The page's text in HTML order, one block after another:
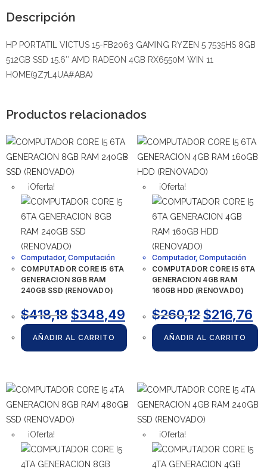
Descripción
HP PORTATIL VICTUS 15-FB2063 GAMING RYZEN 5 7535HS 8GB
512GB SSD 15.6″ AMD RADEON 4GB RX6550M WIN 11
HOME(9Z7L4UA#ABA)
Productos relacionados
¡Oferta!
Computador, Computación
COMPUTADOR CORE I5 6TA
GENERACION 8GB RAM
240GB SSD (RENOVADO)
$418,18$348,49
AÑADIR AL CARRITO
¡Oferta!
Computador,Computación
COMPUTADOR CORE I5 6TA
GENERACION 4GB RAM
160GB HDD (RENOVADO)
$260,12 $216,76
AÑADIR AL CARRITO
¡Oferta! ¡Oferta!